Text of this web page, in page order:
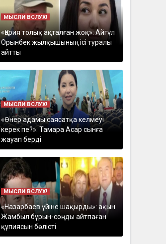
МЫСЛИ ВСЛУХ!
«Қария толық ақталған жоқ»: Айгүл
Орынбек жылқышының ісі туралы
айтты
МЫСЛИ ВСЛУХ!
«Өнер адамы саясатқа келмеуі
керек пе?»: Тамара Асар сынға
жауап берді
МЫСЛИ ВСЛУХ!
«Назарбаев үйіне шақырды»: ақын
Жамбыл бұрын-соңды айтпаған
құпиясын бөлісті